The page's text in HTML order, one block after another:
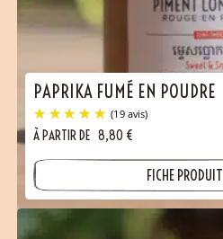
PAPRIKA FUMÉ EN POUDRE
À PARTIR DE 8,80 €
FICHE PRODUIT